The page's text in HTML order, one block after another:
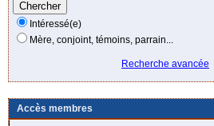
Intéressé(e)
Mère, conjoint, témoins, parrain...
Recherche avancée
Accès membres